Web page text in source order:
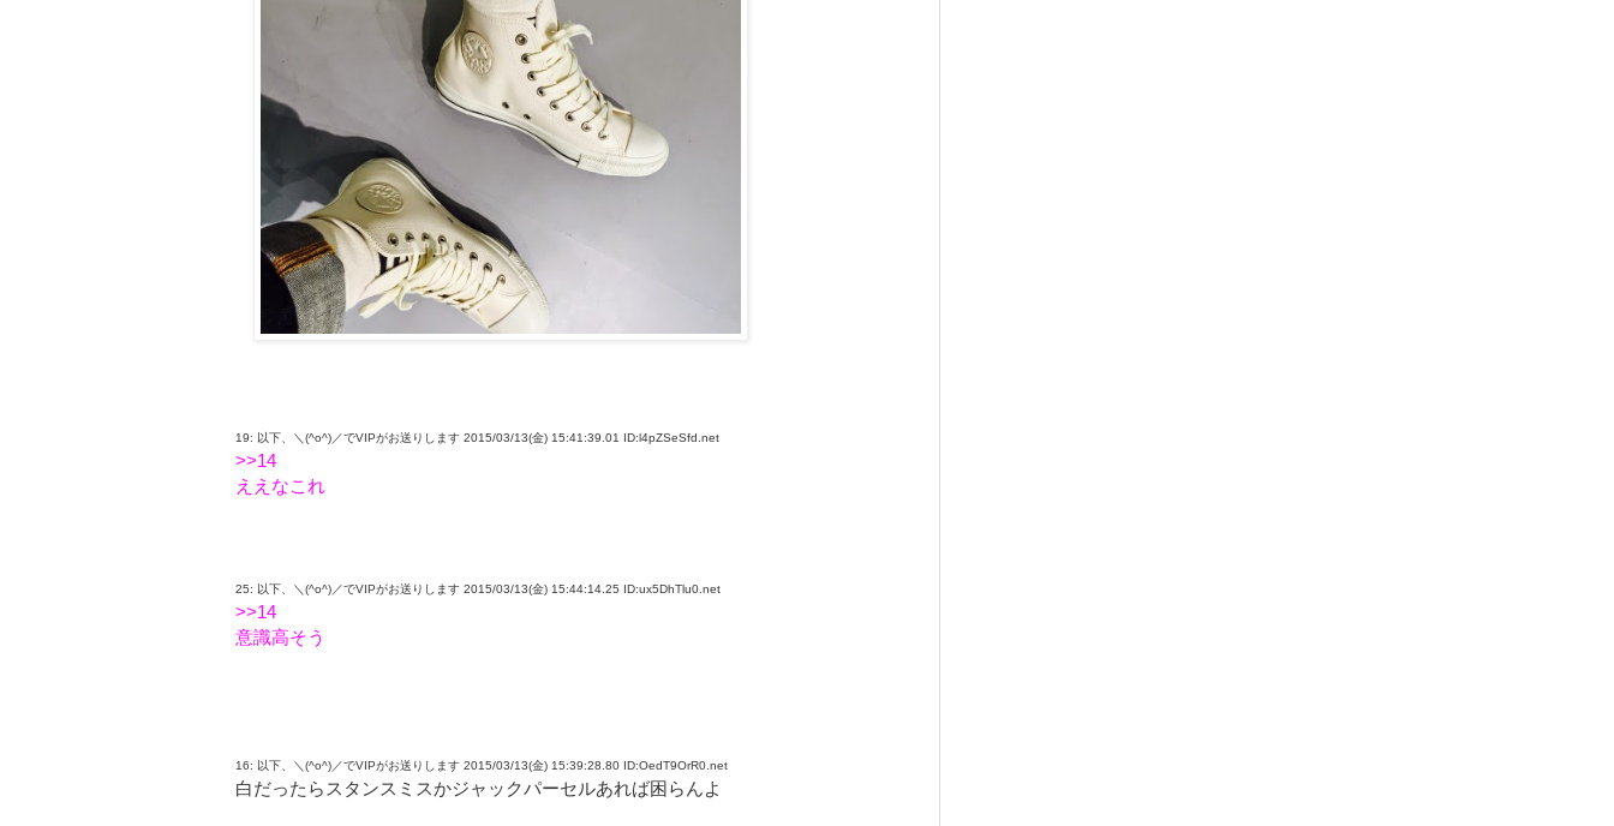
19: 以下、＼(^o^)／でVIPがお送りします 2015/03/13(金) 15:41:39.01 ID:l4pZSeSfd.net
>>14
ええなこれ
25: 以下、＼(^o^)／でVIPがお送りします 2015/03/13(金) 15:44:14.25 ID:ux5DhTlu0.net
>>14
意識高そう
16: 以下、＼(^o^)／でVIPがお送りします 2015/03/13(金) 15:39:28.80 ID:OedT9OrR0.net
白だったらスタンスミスかジャックパーセルあれば困らんよ